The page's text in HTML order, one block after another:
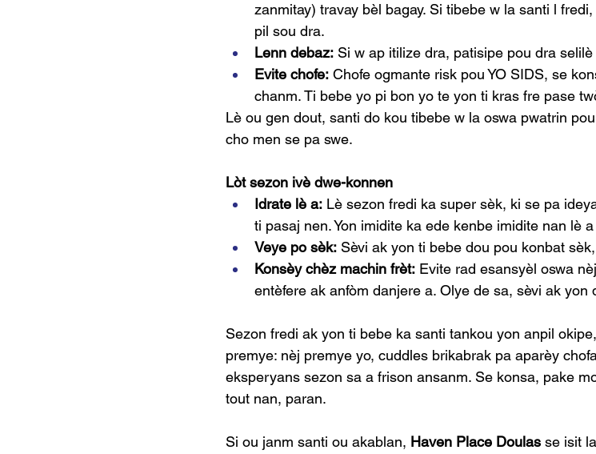
zanmitay) travay bèl bagay. Si tibebe w la santi l
pil sou dra.
Lenn debaz: Si w ap itilize dra, patisipe pou dra
Evite chofe: Chofe ogmante risk pou YO SIDS, se
chanm. Ti bebe yo pi bon yo te yon ti kras fre pase
Lè ou gen dout, santi do kou tibebe w la oswa pwatrin
cho men se pa swe.
Lòt sezon ivè dwe-konnen
Idrate lè a: Lè sezon fredi ka super sèk, ki se pa
ti pasaj nen. Yon imidite ka ede kenbe imidite nan lè
Veye po sèk: Sèvi ak yon ti bebe dou pou konbat
Konsèy chèz machin frèt: Evite rad esansyèl oswa
entèfere ak anfòm danjere a. Olye de sa, sèvi ak yon
Sezon fredi ak yon ti bebe ka santi tankou yon anpil
premye: nèj premye yo, cuddles brikabrak pa aparèy
eksperyans sezon sa a frison ansanm. Se konsa, pake
tout nan, paran.
Si ou janm santi ou akablan, Haven Place Doulas se isit